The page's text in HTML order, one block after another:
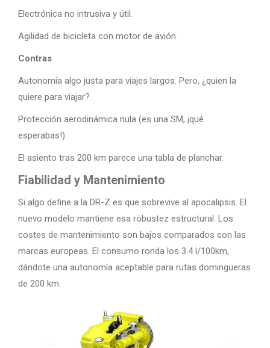
Electrónica no intrusiva y útil.
Agilidad de bicicleta con motor de avión.
Contras
Autonomía algo justa para viajes largos. Pero, ¿quien la
quiere para viajar?
Protección aerodinámica nula (es una SM, ¡qué
esperabas!).
El asiento tras 200 km parece una tabla de planchar.
Fiabilidad y Mantenimiento
Si algo define a la DR-Z es que sobrevive al apocalipsis. El
nuevo modelo mantiene esa robustez estructural. Los
costes de mantenimiento son bajos comparados con las
marcas europeas. El consumo ronda los 3.4 l/100km,
dándote una autonomía aceptable para rutas domingueras
de 200 km.